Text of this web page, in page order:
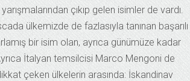
çıkıp gelen isimler de vardı.
ülkemizde de fazlasıyla tanınan başarılı
bir isim olan, ayrıca günümüze kadar
İtalyan temsilcisi Marco Mengoni de
çeken ülkelerin arasında: İskandinav